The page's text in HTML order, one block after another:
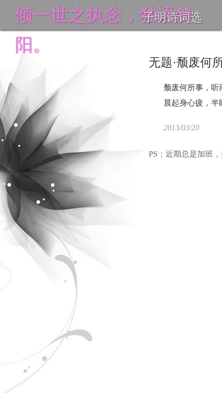
倾一世之执念，独语斜
阳。
子明诗词选
无题·颓废何
颓废何所事， 听
晨起身心疲， 半
2013/03/20
PS：近期总是加班